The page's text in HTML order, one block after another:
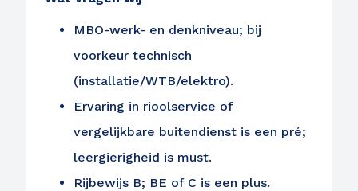
MBO-werk- en denkniveau; bij
voorkeur technisch
(installatie/WTB/elektro).
Ervaring in rioolservice of
vergelijkbare buitendienst is een pré;
leergierigheid is must.
Rijbewijs B; BE of C is een plus.